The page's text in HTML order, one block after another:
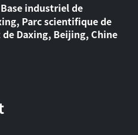
industriel de
Parc scientifique de
Daxing, Beijing, Chine